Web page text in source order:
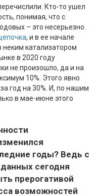
Кто-то ушел
понимая, что с
– это несерьезно.
, и в ее начале
неким катализатором
в 2020 году
не произошло, да и на
10%. Этого явно
год на 30%. И, по нашим
в мае-июне этого
годы? Ведь с
сегодня
прерогативой
возможностей